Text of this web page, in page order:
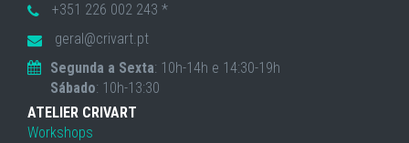
+351 226 002 243 *
geral@crivart.pt
Segunda a Sexta: 10h-14h e 14:30-19h
Sábado: 10h-13:30
ATELIER CRIVART
Workshops